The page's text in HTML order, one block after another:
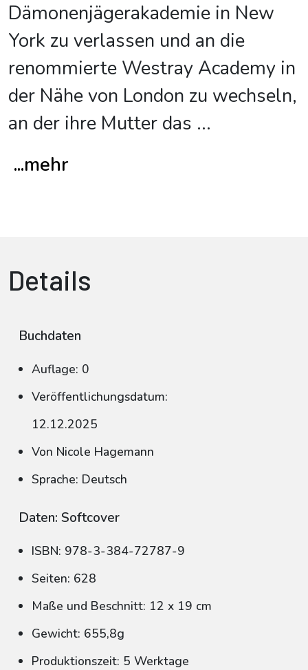
Dämonenjägerakademie in New
York zu verlassen und an die
renommierte Westray Academy in
der Nähe von London zu wechseln,
an der ihre Mutter das ...
...mehr
Details
Buchdaten
Auflage: 0
Veröffentlichungsdatum:
12.12.2025
Von Nicole Hagemann
Sprache: Deutsch
Daten: Softcover
ISBN: 978-3-384-72787-9
Seiten: 628
Maße und Beschnitt: 12 x 19 cm
Gewicht: 655,8g
Produktionszeit: 5 Werktage